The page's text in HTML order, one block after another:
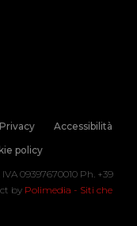
Privacy
Accessibilità
policy
09397670010 Ph. +39
by Polimedia - Siti che